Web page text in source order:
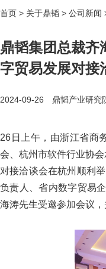
首页 > 关于鼎韬 > 公司新闻
鼎韬集团总裁齐
字贸易发展对接
2024-09-26 鼎韬产业研究
26日上午，由浙江省商
会、杭州市软件行业协
对接洽谈会在杭州顺利
负责人、省内数字贸易
海涛先生受邀参加会议